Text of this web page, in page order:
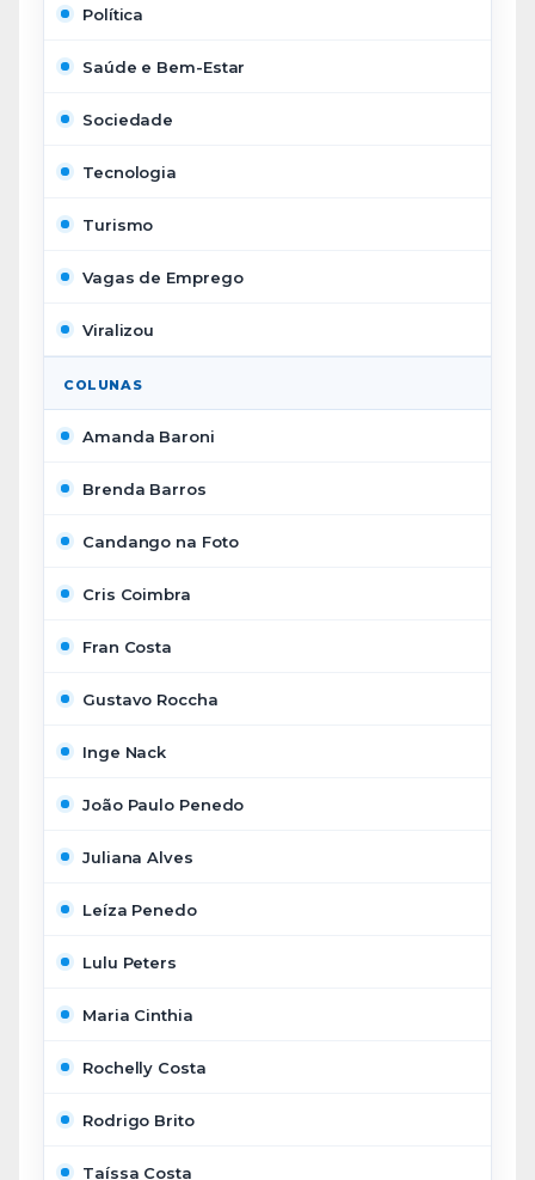
Política
Saúde e Bem-Estar
Sociedade
Tecnologia
Turismo
Vagas de Emprego
Viralizou
COLUNAS
Amanda Baroni
Brenda Barros
Candango na Foto
Cris Coimbra
Fran Costa
Gustavo Roccha
Inge Nack
João Paulo Penedo
Juliana Alves
Leíza Penedo
Lulu Peters
Maria Cinthia
Rochelly Costa
Rodrigo Brito
Taíssa Costa